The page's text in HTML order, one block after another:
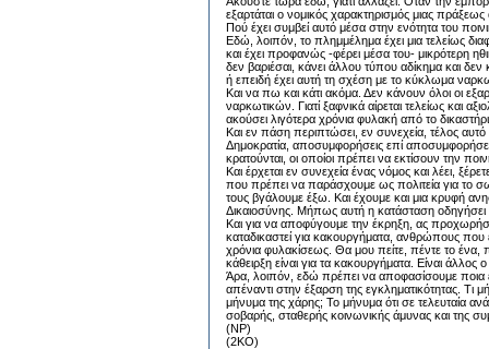
εξαρτάται ο νομικός χαρακτηρισμός μιας
Πού έχει συμβεί αυτό μέσα στην ενότητα του
Εδώ, λοιπόν, το πλημμέλημα έχει μια τελείως
και έχει προφανώς -φέρει μέσα του- μικρότερη
δεν βαριέσαι, κάνει άλλου τύπου αδίκημα και
ή επειδή έχει αυτή τη σχέση με το κύκλωμα
Και να πω και κάτι ακόμα. Δεν κάνουν όλοι οι
ναρκωτικών. Γιατί ξαφνικά αίρεται τελείως και
ακούσει λιγότερα χρόνια φυλακή από το
Και εν πάση περιπτώσει, εν συνεχεία, τέλος
Δημοκρατία, αποσυμφορήσεις επί
κρατούνται, οι οποίοι πρέπει να εκτίσουν την
Και έρχεται εν συνεχεία ένας νόμος και λέει,
που πρέπει να παράσχουμε ως πολιτεία για το
τους βγάλουμε έξω. Και έχουμε και μια κρυφή
Δικαιοσύνης. Μήπως αυτή η κατάσταση οδηγήσει
Και για να αποφύγουμε την έκρηξη, ας
καταδικαστεί για κακουργήματα, ανθρώπους που
χρόνια φυλακίσεως. Θα μου πείτε, πέντε το ένα,
κάθειρξη είναι για τα κακουργήματα. Είναι άλλος
Άρα, λοιπόν, εδώ πρέπει να αποφασίσουμε ποια
απέναντι στην έξαρση της εγκληματικότητας. Τι
μήνυμα της χάρης; Το μήνυμα ότι σε τελευταία
σοβαρής, σταθερής κοινωνικής άμυνας και της
(ΝΡ)
(2KO)